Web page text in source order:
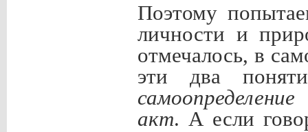
Поэтому
личности и
отмечалось, в
эти два
самоопределение
акт. А если